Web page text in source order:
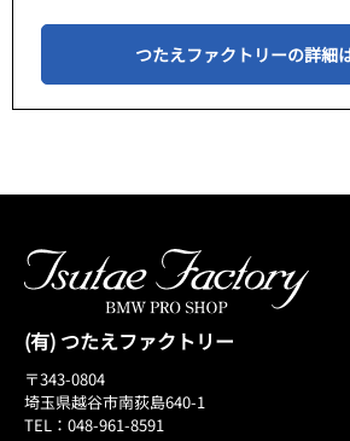
つたえファクトリーの詳細
(有) つたえファクトリー
〒343-0804
埼玉県越谷市南荻島640-1
TEL：048-961-8591